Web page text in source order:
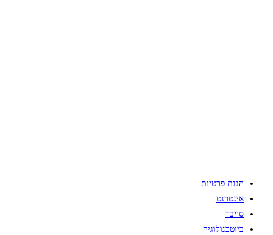
הגנת פרטיות
אינטרנט
סייבר
ביוטכנולוגיה